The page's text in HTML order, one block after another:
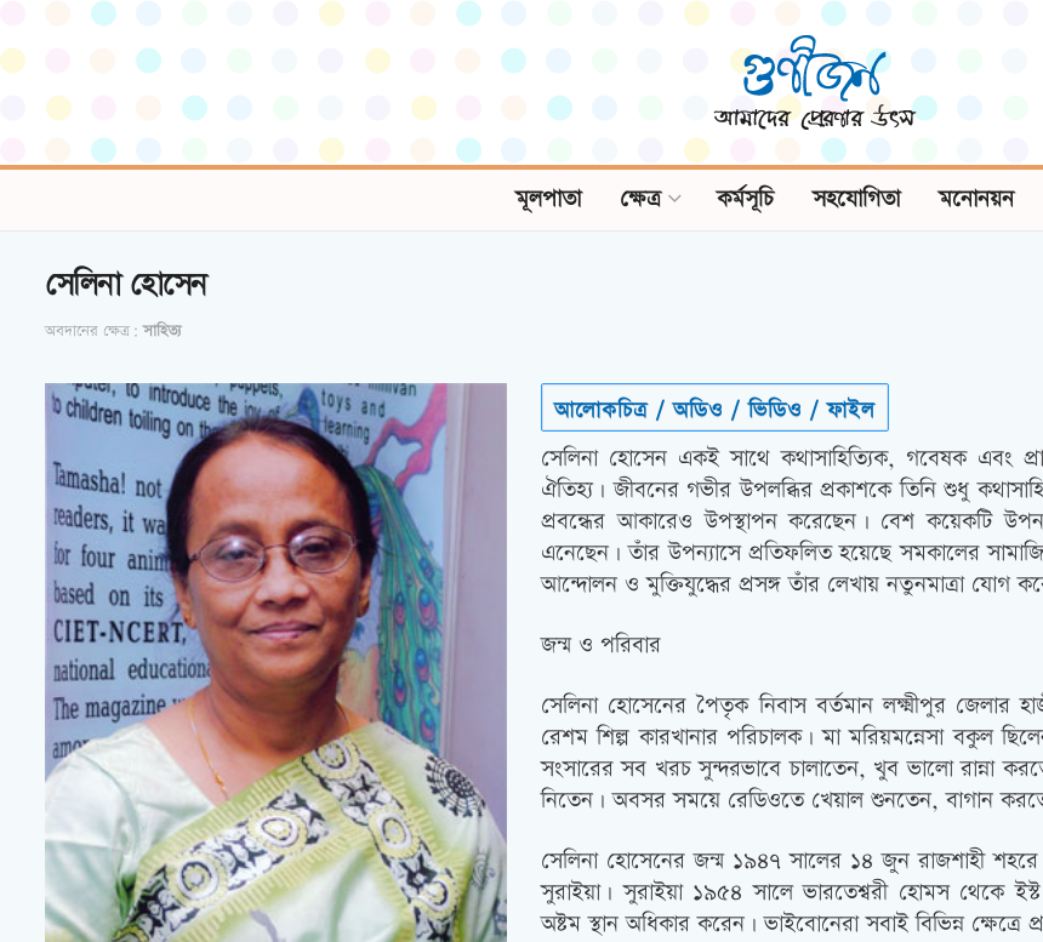
মূলপাতা ক্ষেত্র কর্মসূচি সহযোগিতা মনোনয়ন
সেলিনা হোসেন
অবদানের ক্ষেত্র: সাহিত্য
আলোকচিত্র / অডিও / ভিডিও / ফাইল
সেলিনা হোসেন একই সাথে কথাসাহিত্যিক, গবেষক এবং
ঐতিহ্য। জীবনের গভীর উপলব্ধির প্রকাশকে তিনি শুধু
প্রবন্ধের আকারেও উপস্থাপন করেছেন। বেশ কয়েকটি
এনেছেন। তাঁর উপন্যাসে প্রতিফলিত হয়েছে সমকালের
আন্দোলন ও মুক্তিযুদ্ধের প্রসঙ্গ তাঁর লেখায় নতুনমাত্রা যোগ
জন্ম ও পরিবার
সেলিনা হোসেনের পৈতৃক নিবাস বর্তমান লক্ষ্মীপুর জেলার
রেশম শিল্প কারখানার পরিচালক। মা মরিয়মন্নেসা বকুল
সংসারের সব খরচ সুন্দরভাবে চালাতেন, খুব ভালো রান্না
নিতেন। অবসর সময়ে রেডিওতে খেয়াল শুনতেন, বাগান
সেলিনা হোসেনের জন্ম ১৯৪৭ সালের ১৪ জুন রাজশাহী
সুরাইয়া। সুরাইয়া ১৯৫৪ সালে ভারতেশ্বরী হোমস থেকে ইস্ট
অষ্টম স্থান অধিকার করেন। ভাইবোনেরা সবাই বিভিন্ন ক্ষেত্রে